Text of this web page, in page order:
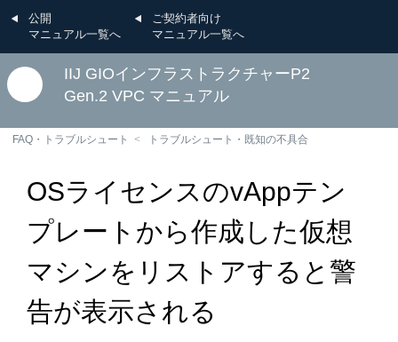
公開
マニュアル一覧へ
ご契約者向け
マニュアル一覧へ
IIJ GIOインフラストラクチャーP2
Gen.2 VPC マニュアル
FAQ・トラブルシュート トラブルシュート・既知の不具合
OSライセンスのvAppテン
プレートから作成した仮想
マシンをリストアすると警
告が表示される